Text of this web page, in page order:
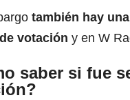
también hay
votación y en W
saber si fue